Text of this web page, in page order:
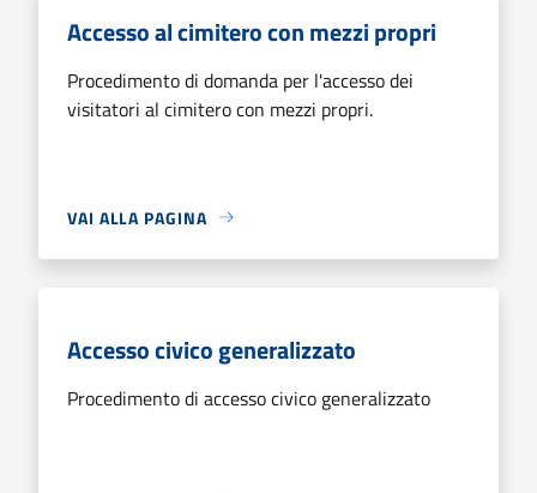
Accesso al cimitero con mezzi propri
Procedimento di domanda per l'accesso dei
visitatori al cimitero con mezzi propri.
VAI ALLA PAGINA
Accesso civico generalizzato
Procedimento di accesso civico generalizzato